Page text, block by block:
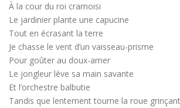
À la cour du roi cramoisi
Le jardinier plante une capucine
Tout en écrasant la terre
Je chasse le vent d’un vaisseau-prisme
Pour goûter au doux-amer
Le jongleur lève sa main savante
Et l’orchestre balbutie
Tandis que lentement tourne la roue